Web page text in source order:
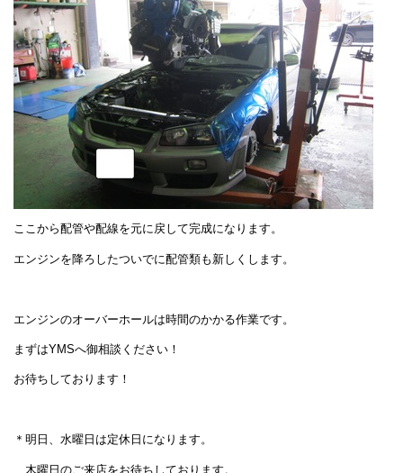
ここから配管や配線を元に戻して完成になります。
エンジンを降ろしたついでに配管類も新しくします。
エンジンのオーバーホールは時間のかかる作業です。
まずはYMSへ御相談ください！
お待ちしております！
＊明日、水曜日は定休日になります。
木曜日のご来店をお待ちしております。